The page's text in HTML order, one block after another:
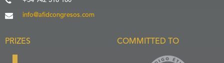
info@afidcongresos.com
PRIZES COMMITTED TO